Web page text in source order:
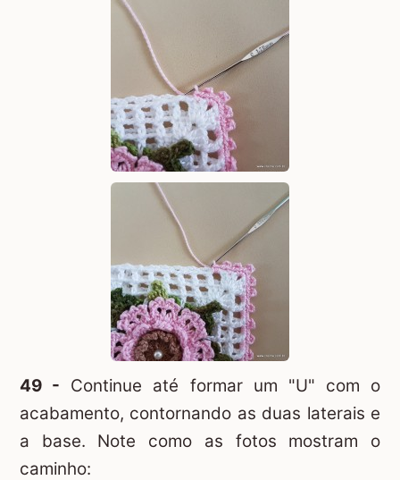
49 - Continue até formar um "U" com o
acabamento, contornando as duas laterais e
a base. Note como as fotos mostram o
caminho: